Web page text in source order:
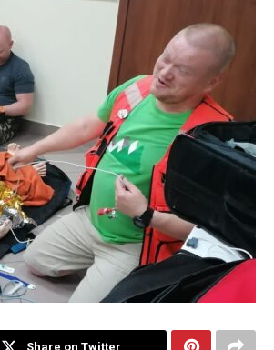
Share on Twitter